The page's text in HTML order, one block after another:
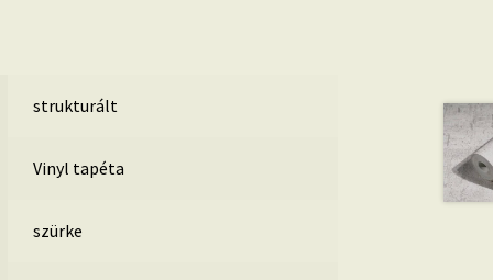
strukturált
Vinyl tapéta
szürke